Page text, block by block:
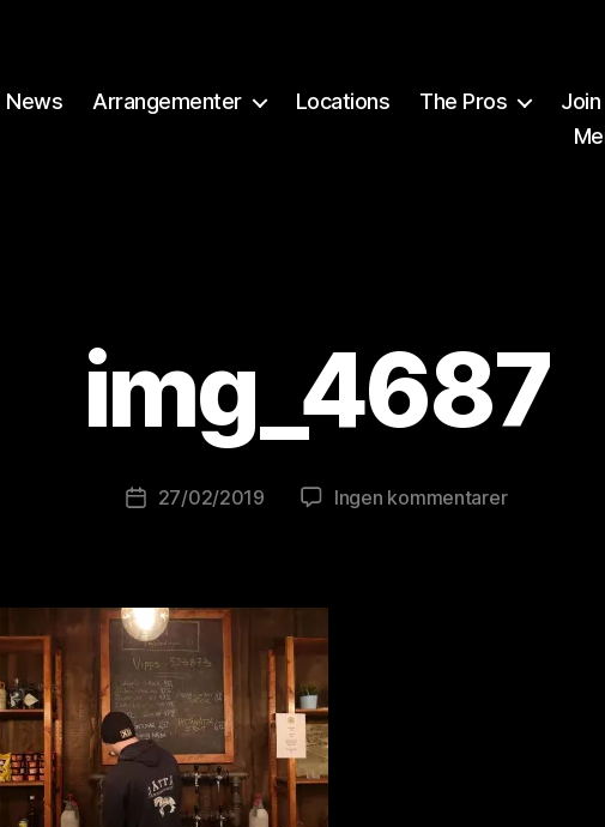
News Arrangementer Locations The Pros Join
img_4687
Innleggsforfatter
B
r
e
lu
Publiseringsdato
27/02/2019 Ingen kommentarertil